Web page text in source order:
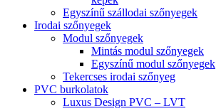
Egyszínű szállodai szőnyegek
Irodai szőnyegek
Modul szőnyegek
Mintás modul szőnyegek
Egyszínű modul szőnyegek
Tekercses irodai szőnyeg
PVC burkolatok
Luxus Design PVC – LVT